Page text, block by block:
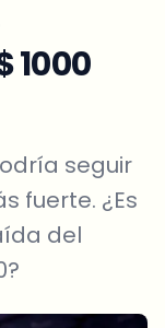
1000
seguir
fuerte. ¿Es
del